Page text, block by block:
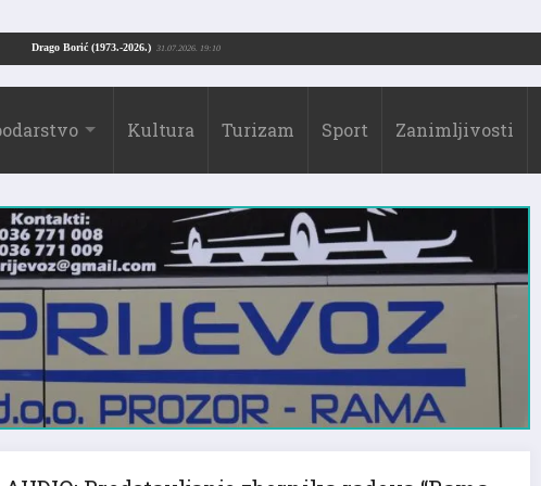
Drago Borić (1973.-2026.)
24.07.2026. 13:51
Kultura Turizam Sport Zanimljivosti